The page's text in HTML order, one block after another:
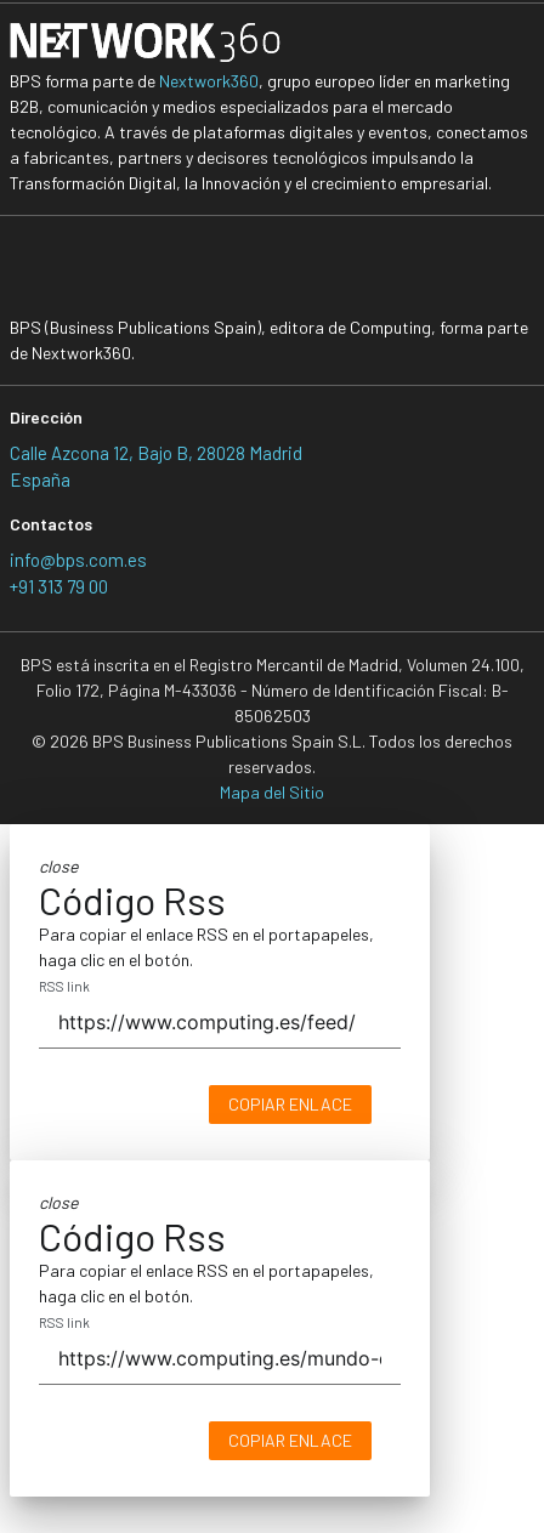
BPS forma parte de Nextwork360, grupo europeo líder en marketing
B2B, comunicación y medios especializados para el mercado
tecnológico. A través de plataformas digitales y eventos, conectamos
a fabricantes, partners y decisores tecnológicos impulsando la
Transformación Digital, la Innovación y el crecimiento empresarial.
BPS (Business Publications Spain), editora de Computing, forma parte
de Nextwork360.
Dirección
Calle Azcona 12, Bajo B, 28028 Madrid
España
Contactos
info@bps.com.es
+91 313 79 00
BPS está inscrita en el Registro Mercantil de Madrid, Volumen 24.100,
Folio 172, Página M-433036 - Número de Identificación Fiscal: B-
85062503
© 2026 BPS Business Publications Spain S.L. Todos los derechos
reservados.
Mapa del Sitio
close
Código Rss
Para copiar el enlace RSS en el portapapeles,
haga clic en el botón.
RSS link
COPIAR ENLACE
close
Código Rss
Para copiar el enlace RSS en el portapapeles,
haga clic en el botón.
RSS link
COPIAR ENLACE